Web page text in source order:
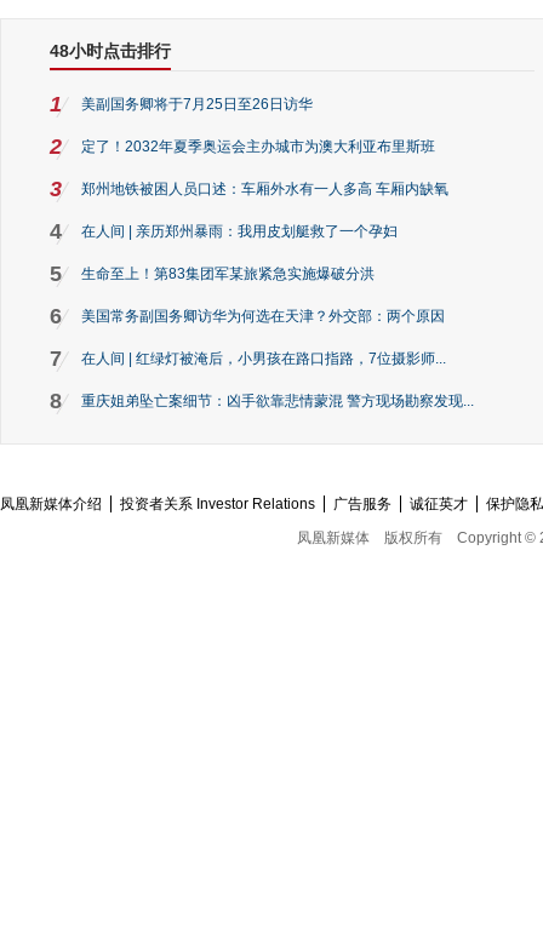
48小时点击排行
1 美副国务卿将于7月25日至26日访华
2 定了！2032年夏季奥运会主办城市为澳大利亚布里斯班
3 郑州地铁被困人员口述：车厢外水有一人多高 车厢内缺氧
4 在人间 | 亲历郑州暴雨：我用皮划艇救了一个孕妇
5 生命至上！第83集团军某旅紧急实施爆破分洪
6 美国常务副国务卿访华为何选在天津？外交部：两个原因
7 在人间 | 红绿灯被淹后，小男孩在路口指路，7位摄影师...
8 重庆姐弟坠亡案细节：凶手欲靠悲情蒙混 警方现场勘察发现...
凤凰新媒体介绍 投资者关系 Investor Relations 广告服务 诚征英才
保护隐
凤凰新媒体
版权所有 Copyright ©